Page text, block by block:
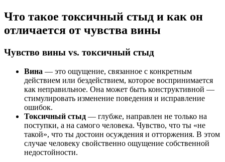
Что такое токсичный стыд и как он
отличается от чувства вины
Чувство вины vs. токсичный стыд
Вина — это ощущение, связанное с конкретным
действием или бездействием, которое воспринимается
как неправильное. Она может быть конструктивной —
стимулировать изменение поведения и исправление
ошибок.
Токсичный стыд — глубже, направлен не только на
поступки, а на самого человека. Чувство, что ты «не
такой», что ты достоин осуждения и отторжения. В этом
случае человеку свойственно ощущение собственной
недостойности.